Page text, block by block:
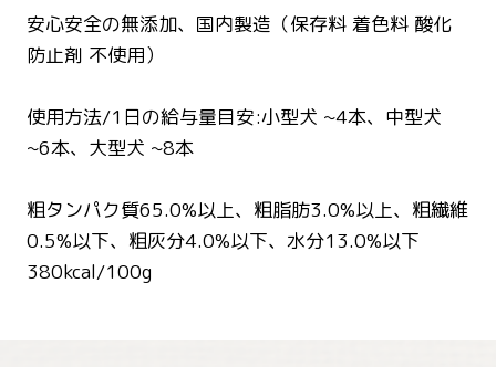
安心安全の無添加、国内製造（保存料 着色料 酸化
防止剤 不使用）
使用方法/1日の給与量目安:小型犬 ~4本、中型犬
~6本、大型犬 ~8本
粗タンパク質65.0%以上、粗脂肪3.0%以上、粗繊維
0.5%以下、粗灰分4.0%以下、水分13.0%以下
380kcal/100g